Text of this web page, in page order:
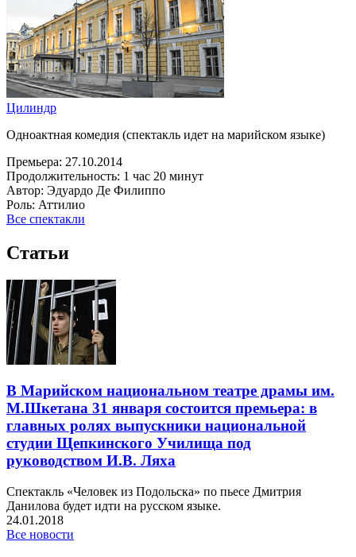
Цилиндр
Одноактная комедия (спектакль идет на марийском языке)
Премьера: 27.10.2014
Продолжительность: 1 час 20 минут
Автор: Эдуардо Де Филиппо
Роль: Аттилио
Все спектакли
Статьи
В Марийском национальном театре драмы им.
М.Шкетана 31 января состоится премьера: в
главных ролях выпускники национальной
студии Щепкинского Училища под
руководством И.В. Ляха
Спектакль «Человек из Подольска» по пьесе Дмитрия
Данилова будет идти на русском языке.
24.01.2018
Все новости